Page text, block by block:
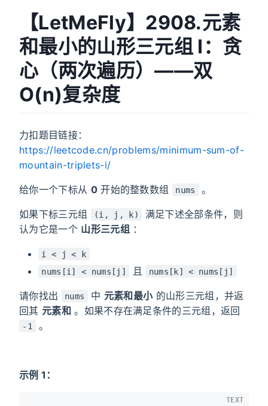
【LetMeFly】2908.元素
和最小的山形三元组 I：贪
心（两次遍历）——双
O(n)复杂度
力扣题目链接：
https://leetcode.cn/problems/minimum-sum-of-
mountain-triplets-i/
给你一个下标从 0开始的整数数组 nums 。
如果下标三元组 (i, j, k)
满足下述全部条件，则
认为它是一个 山形三元组 ：
i < j < k
nums[i] < nums[j]
且 nums[k] < nums[j]
请你找出 nums 中 元素和最小的山形三元组，并返
回其 元素和 。如果不存在满足条件的三元组，返回
-1 。
示例 1：
TEXT